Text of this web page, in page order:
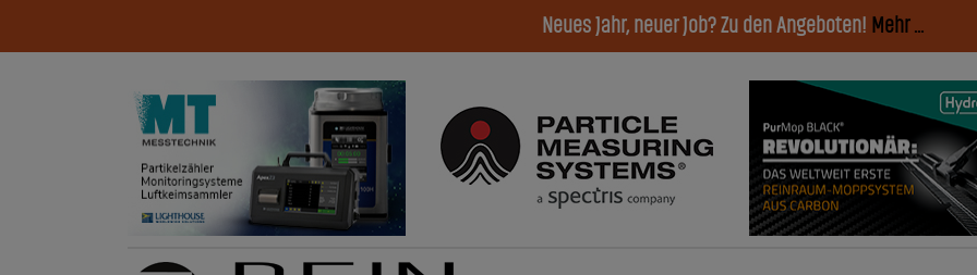
Neues Jahr, neuer Job? Zu den Angeboten! Mehr ...